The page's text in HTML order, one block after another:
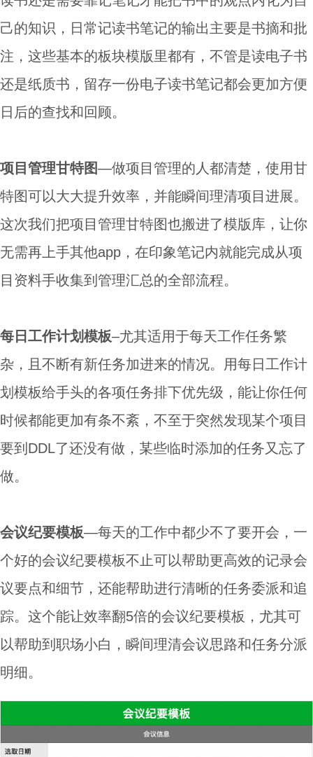
己的知识，日常记读书笔记的输出主要是书摘和批
注，这些基本的板块模版里都有，不管是读电子书
还是纸质书，留存一份电子读书笔记都会更加方便
日后的查找和回顾。
项目管理甘特图—做项目管理的人都清楚，使用甘
特图可以大大提升效率，并能瞬间理清项目进展。
这次我们把项目管理甘特图也搬进了模版库，让你
无需再上手其他app，在印象笔记内就能完成从项
目资料手收集到管理汇总的全部流程。
每日工作计划模板–尤其适用于每天工作任务繁
杂，且不断有新任务加进来的情况。用每日工作计
划模板给手头的各项任务排下优先级，能让你任何
时候都能更加有条不紊，不至于突然发现某个项目
要到DDL了还没有做，某些临时添加的任务又忘了
做。
会议纪要模板—每天的工作中都少不了要开会，一
个好的会议纪要模板不止可以帮助更高效的记录会
议要点和细节，还能帮助进行清晰的任务委派和追
踪。这个能让效率翻5倍的会议纪要模板，尤其可
以帮助到职场小白，瞬间理清会议思路和任务分派
明细。